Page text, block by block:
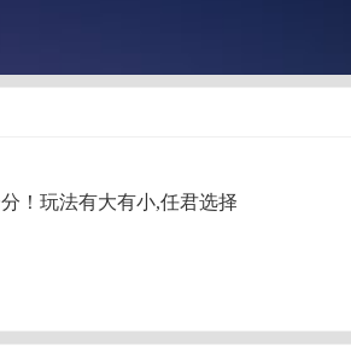
！玩法有大有小,任君选择